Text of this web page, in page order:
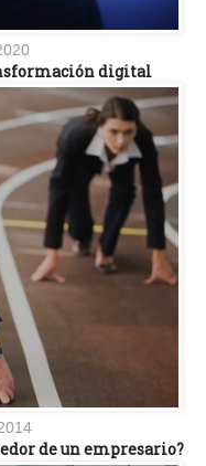
digital
de un empresario?